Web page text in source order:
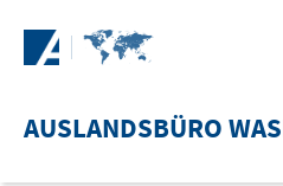
AUSLANDSBÜRO